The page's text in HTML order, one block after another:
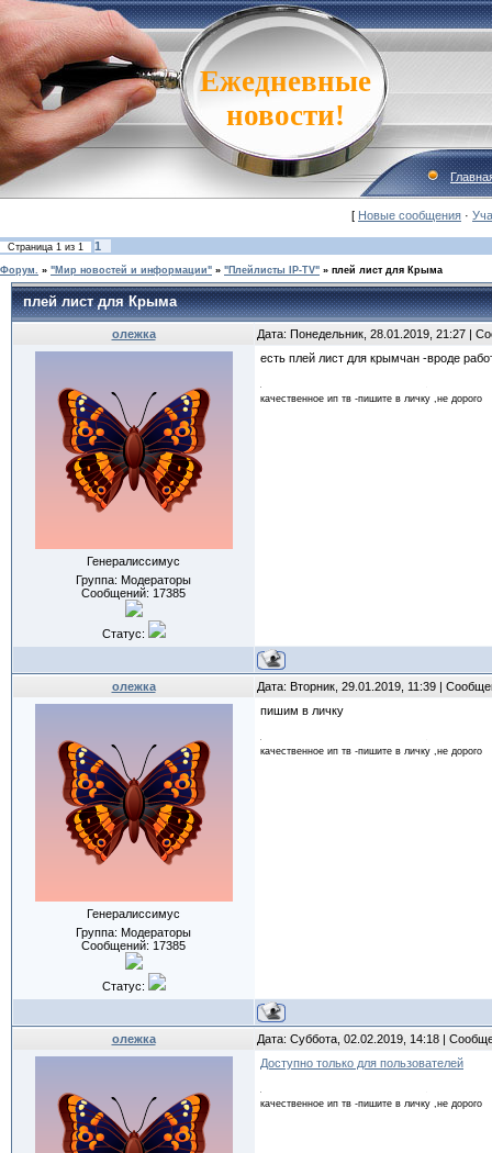
Ежедневные
новости!
[ Новые сообщения ·
Страница 1 из 1 1
Форум. » "Мир новостей и информации" » "Плейлисты IP-TV" » плей лист для Крыма
плей лист для Крыма
олежка Дата: Понедельник, 28.01.2019, 21:27 |
Генералиссимус
Группа: Модераторы
Сообщений: 17385
Статус:
есть плей лист для крымчан -вроде
качественное ип тв -пишите в личку ,не дорого
олежка Дата: Вторник, 29.01.2019, 11:39 |
Генералиссимус
Группа: Модераторы
Сообщений: 17385
Статус:
пишим в личку
качественное ип тв -пишите в личку ,не дорого
олежка Дата: Суббота, 02.02.2019, 14:18 |
Доступно только для пользователей
качественное ип тв -пишите в личку ,не дорого